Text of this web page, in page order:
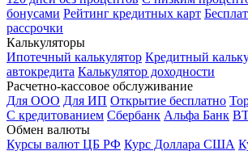
бонусами Рейтинг кредитных карт
рассрочки
Калькуляторы
Ипотечный калькулятор Кредитный
автокредита Калькулятор доходности
Расчетно-кассовое обслуживание
Для ООО Для ИП Открытие бесплатно
С кредитованием Сбербанк Альфа Банк
Обмен валюты
Курсы валют ЦБ РФ Курс Доллара США